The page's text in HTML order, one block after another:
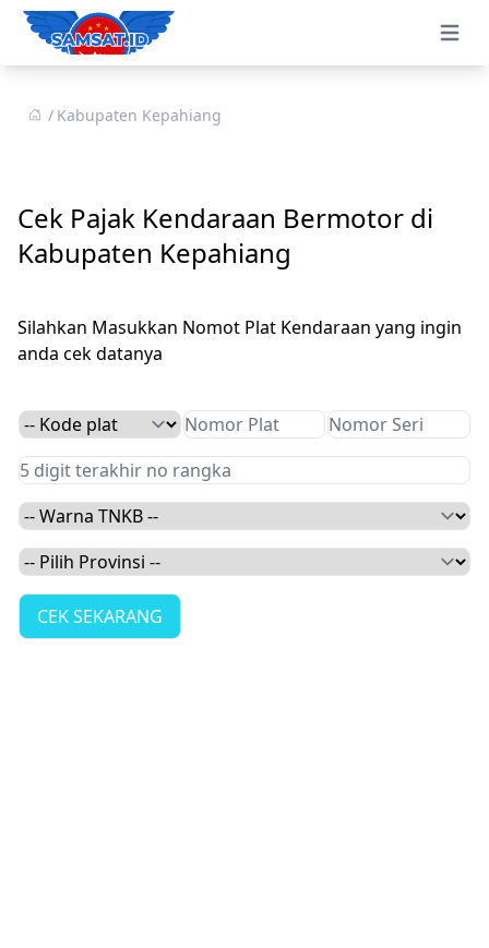
Open
Kabupaten Kepahiang
Cek Pajak Kendaraan Bermotor di
Kabupaten Kepahiang
Silahkan Masukkan Nomot Plat Kendaraan yang ingin
anda cek datanya